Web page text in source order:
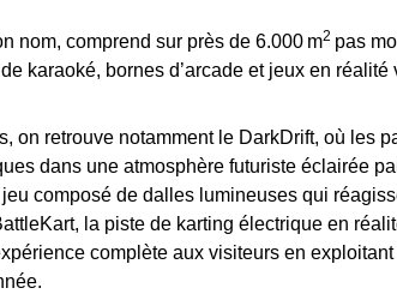
nom, comprend sur près de 6.000 m2 pas
karaoké, bornes d’arcade et jeux en réalité
on retrouve notamment le DarkDrift, où les
dans une atmosphère futuriste éclairée
composé de dalles lumineuses qui
la piste de karting électrique en
complète aux visiteurs en